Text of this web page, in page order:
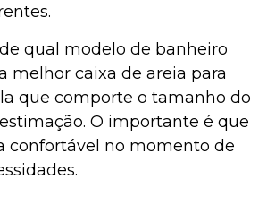
qual modelo de banheiro
melhor caixa de areia para
que comporte o tamanho do
O importante é que
confortável no momento de